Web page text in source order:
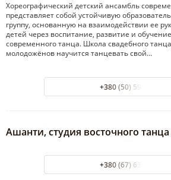
Хореографический детский ансамбль
представляет собой устойчивую
группу, основанную на взаимодействии ее
детей через воспитание, развитие и
современного танца. Школа свадебного
молодожёнов научится танцевать свой…
+380 (50) 594-99-50
Ашанти, студия восточного танца
+380 (67) 632-23-50